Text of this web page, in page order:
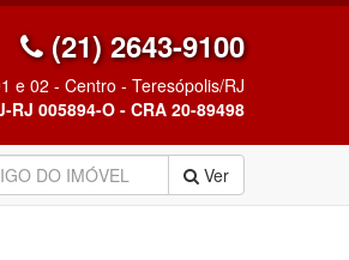
(21) 2643-9100
e 02 - Centro - Teresópolis/RJ
RJ 005894-O - CRA 20-89498
Ver